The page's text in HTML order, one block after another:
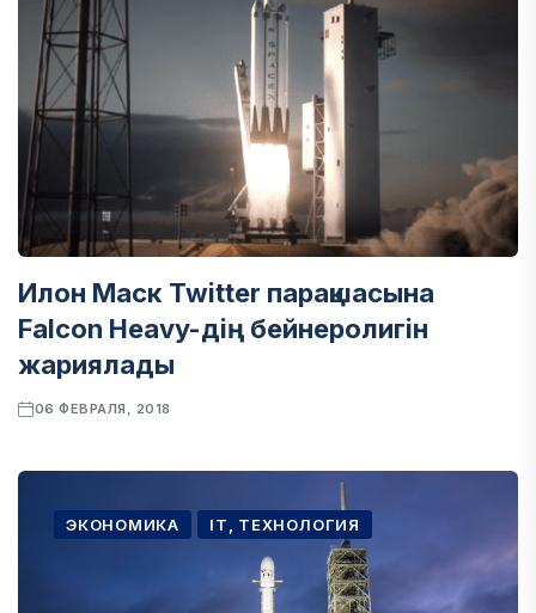
Илон Маск Twitter парақшасына
Falcon Heavy-дің бейнеролигін
жариялады
06 ФЕВРАЛЯ, 2018
ЭКОНОМИКА IT, ТЕХНОЛОГИЯ